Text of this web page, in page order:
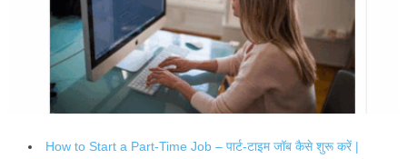
How to Start a Part-Time Job – पार्ट-टाइम जॉब कैसे शुरू करें |